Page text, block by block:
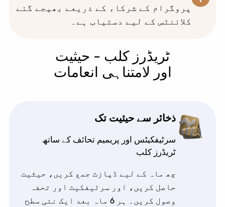
پروگرام کے شرکاء کے ذریعے بھیجے گئے
کلائنٹس کے لیے دستیاب ہے۔
ٹریڈرز کلب - حیثیت
اور لامتناہی انعامات
ذخائر سے حیثیت تک
سرٹیفکیٹس اور پریمیم تحائف کے ساتھ
ٹریڈرز کلب
چھ ماہ کے لیے ڈپازٹ جمع کریں، حیثیت
حاصل کریں، اور سرٹیفکیٹ اور تحفہ
وصول کریں۔ ہر 6 ماہ بعد ایک نئی سطح